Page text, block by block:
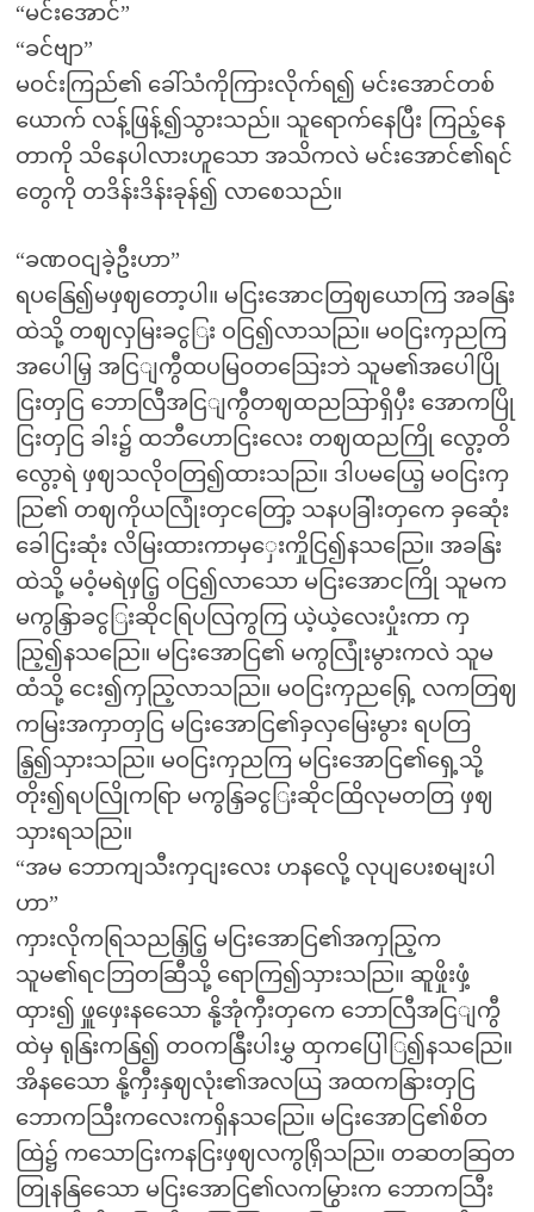
“မင်းအောင်”
“ခင်ဗျာ”
မဝင်းကြည်၏ ခေါ်သံကိုကြားလိုက်ရ၍ မင်းအောင်တစ်
ယောက် လန့်ဖြန့်၍သွားသည်။ သူရောက်နေပြီး ကြည့်နေ
တာကို သိနေပါလားဟူသော အသိကလဲ မင်းအောင်၏ရင်
တွေကို တဒိန်းဒိန်းခုန်၍ လာစေသည်။
“ခဏဝငျခဲ့ဦးဟာ”
ရပနြေ၍မဖှဈတော့ပါ။ မငြးအောငတြဈယောကြ အခနြး
ထဲသို့ တဈလှမြးခငွြး ဝငြ၍လာသညြ။ မဝငြးကှညကြ
အပေါမြှ အငြျကွီထပမြဝတသြေးဘဲ သူမ၏အပေါပြို
ငြးတှငြ ဘောလြီအငြျကွီတဈထညသြာရှိပှီး အောကပြို
ငြးတှငြ ခါး၌ ထဘီဟောငြးလေး တဈထညကြို လွော့တိ
လွော့ရဲ ဖှဈသလိုဝတြ၍ထားသညြ။ ဒါပမယြေ့ မဝငြးကှ
ညြ၏ တဈကိုယလြုံးတှငတြော့ သနပခြါးတှကေ ခှဆေုံး
ခေါငြးဆုံး လိမြးထားကာမှှေးကှိုငြ၍နသညြေ။ အခနြး
ထဲသို့ မဝံ့မရဲဖှငြ့ ဝငြ၍လာသော မငြးအောငကြို သူမက
မကွနြှာခငွြးဆိုငရြပလြကွကြ ယဲ့ယဲ့လေးပှုံးကာ ကှ
ညြ့၍နသညြေ။ မငြးအောငြ၏ မကွလြုံးမွားကလဲ သူမ
ထံသို့ ငေး၍ကှညြ့လာသညြ။ မဝငြးကှညရြှေ့ လကတြဈ
ကမြးအကှာတှငြ မငြးအောငြ၏ခှလှမြေးမွား ရပတြ
နြ့၍သှားသညြ။ မဝငြးကှညကြ မငြးအောငြ၏ရှေ့သို့
တိုး၍ရပလြိုကရြာ မကွနြှခငွြးဆိုငထြိလုမတတြ ဖှဈ
သှားရသညြ။
“အမ ဘောကျသီးကှငျးလေး ဟနလေို့ လုပျပေးစမျးပါ
ဟာ”
ကှားလိုကရြသညနြှငြ့ မငြးအောငြ၏အကှညြ့က
သူမ၏ရငဘြတဆြီသို့ ရောကြ၍သှားသညြ။ ဆူဖှိုးဖှံ့
ထှား၍ ဖှူဖှေးနသေော နို့အုံကှီးတှကေ ဘောလြီအငြျကွီ
ထဲမှ ရုနြးကနြ၍ တဝကနြီးပါးမွှ ထှကပြေါြ၍နသညြေ။
အိနသေော နို့ကှီးနှဈလုံး၏အလယြ အထကနြားတှငြ
ဘောကသြီးကလေးကရှိနသညြေ။ မငြးအောငြ၏စိတ
ထြဲ၌ ကသောငြးကနငြးဖှဈလကွရြှိသညြ။ တဆတဆြတ
တြုနနြသေော မငြးအောငြ၏လကမြွားက ဘောကသြီး